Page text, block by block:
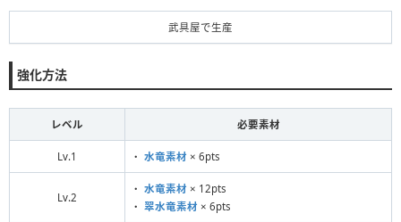
武具屋で生産
強化方法
レベル 必要素材
Lv.1 ・ 水竜素材 × 6pts
Lv.2
・ 水竜素材 × 12pts
・ 翠水竜素材 × 6pts